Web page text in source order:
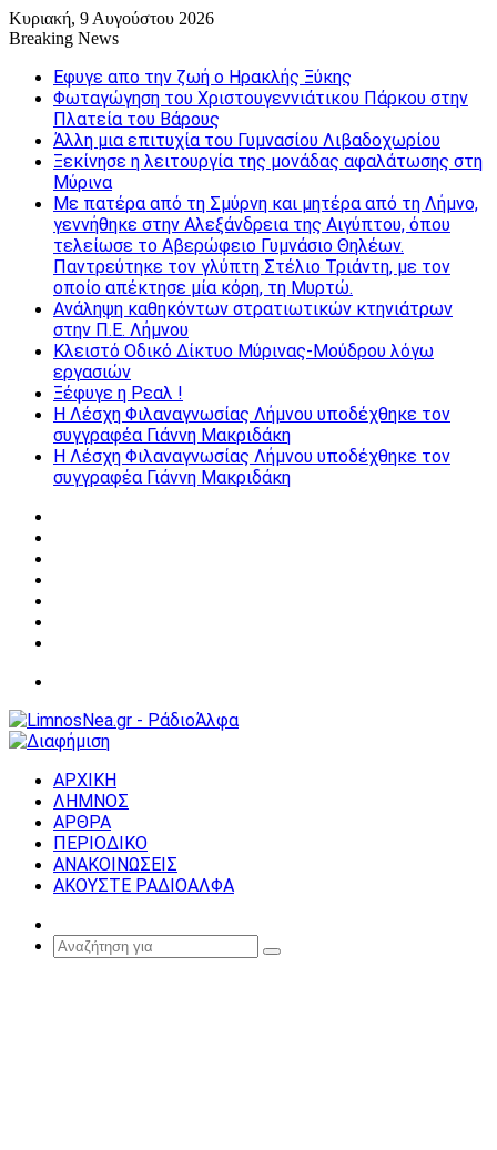
Κυριακή, 9 Αυγούστου 2026
Breaking News
Εφυγε απο την ζωή o Ηρακλής Ξύκης
Φωταγώγηση του Χριστουγεννιάτικου Πάρκου στην
Πλατεία του Βάρους
Άλλη μια επιτυχία του Γυμνασίου Λιβαδοχωρίου
Ξεκίνησε η λειτουργία της μονάδας αφαλάτωσης στη
Μύρινα
Με πατέρα από τη Σμύρνη και μητέρα από τη Λήμνο,
γεννήθηκε στην Αλεξάνδρεια της Αιγύπτου, όπου
τελείωσε το Αβερώφειο Γυμνάσιο Θηλέων.
Παντρεύτηκε τον γλύπτη Στέλιο Τριάντη, με τον
οποίο απέκτησε μία κόρη, τη Μυρτώ.
Ανάληψη καθηκόντων στρατιωτικών κτηνιάτρων
στην Π.Ε. Λήμνου
Κλειστό Οδικό Δίκτυο Μύρινας-Μούδρου λόγω
εργασιών
Ξέφυγε η Ρεαλ !
Η Λέσχη Φιλαναγνωσίας Λήμνου υποδέχθηκε τον
συγγραφέα Γιάννη Μακριδάκη
Η Λέσχη Φιλαναγνωσίας Λήμνου υποδέχθηκε τον
συγγραφέα Γιάννη Μακριδάκη
ΑΡΧΙΚΗ
ΛΗΜΝΟΣ
ΑΡΘΡΑ
ΠΕΡΙΟΔΙΚΟ
ΑΝΑΚΟΙΝΩΣΕΙΣ
ΑΚΟΥΣΤΕ ΡΑΔΙΟΑΛΦΑ
Article
Αναζήτηση